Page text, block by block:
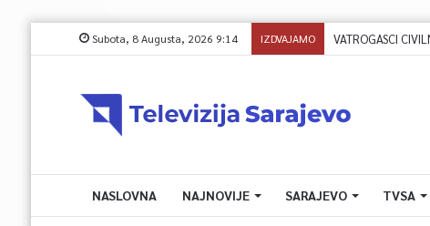
Subota, 8 Augusta, 2026 9:14 IZDVAJAMO
NASLOVNA NAJNOVIJE SARAJEVO TVSA